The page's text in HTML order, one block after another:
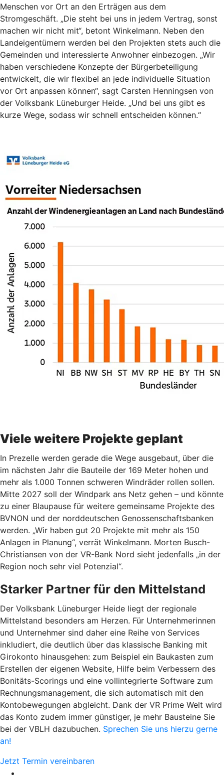
Menschen vor Ort an den Erträgen aus dem
Stromgeschäft. „Die steht bei uns in jedem Vertrag, sonst
machen wir nicht mit“, betont Winkelmann. Neben den
Landeigentümern werden bei den Projekten stets auch die
Gemeinden und interessierte Anwohner einbezogen. „Wir
haben verschiedene Konzepte der Bürgerbeteiligung
entwickelt, die wir flexibel an jede individuelle Situation
vor Ort anpassen können“, sagt Carsten Henningsen von
der Volksbank Lüneburger Heide. „Und bei uns gibt es
kurze Wege, sodass wir schnell entscheiden können.“
Viele weitere Projekte geplant
In Prezelle werden gerade die Wege ausgebaut, über die
im nächsten Jahr die Bauteile der 169 Meter hohen und
mehr als 1.000 Tonnen schweren Windräder rollen sollen.
Mitte 2027 soll der Windpark ans Netz gehen – und könnte
zu einer Blaupause für weitere gemeinsame Projekte des
BVNON und der norddeutschen Genossenschaftsbanken
werden. „Wir haben gut 20 Projekte mit mehr als 150
Anlagen in Planung“, verrät Winkelmann. Morten Busch-
Christiansen von der VR-Bank Nord sieht jedenfalls „in der
Region noch sehr viel Potenzial“.
Starker Partner für den Mittelstand
Der Volksbank Lüneburger Heide liegt der regionale
Mittelstand besonders am Herzen. Für Unternehmerinnen
und Unternehmer sind daher eine Reihe von Services
inkludiert, die deutlich über das klassische Banking mit
Girokonto hinausgehen: zum Beispiel ein Baukasten zum
Erstellen der eigenen Website, Hilfe beim Verbessern des
Bonitäts-Scorings und eine vollintegrierte Software zum
Rechnungsmanagement, die sich automatisch mit den
Kontobewegungen abgleicht. Dank der VR Prime Welt wird
das Konto zudem immer günstiger, je mehr Bausteine Sie
bei der VBLH dazubuchen. Sprechen Sie uns hierzu gerne
an!
Jetzt Termin vereinbaren